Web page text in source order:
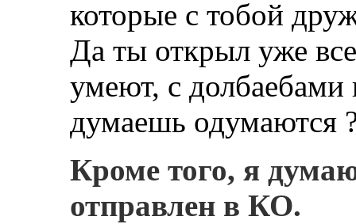
которые с тобой
Да ты открыл уже
умеют, с долбаебами
думаешь одумаются
Кроме того, я
отправлен в КО.